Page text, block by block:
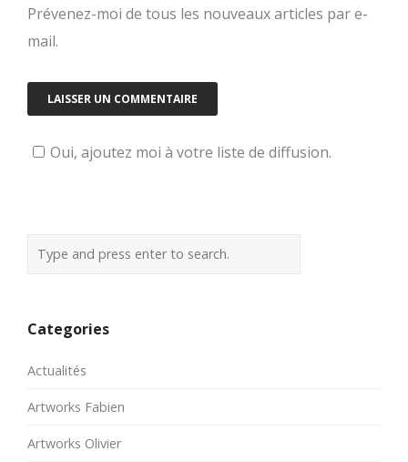
Prévenez-moi de tous les nouveaux articles par e-
mail.
Oui, ajoutez moi à votre liste de diffusion.
Categories
Actualités
Artworks Fabien
Artworks Olivier